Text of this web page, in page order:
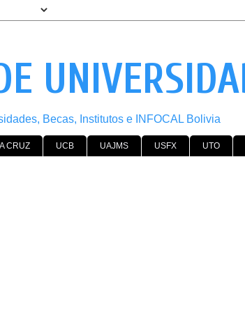
Becas, Institutos e INFOCAL Bolivia
CRUZ UCB UAJMS USFX UTO